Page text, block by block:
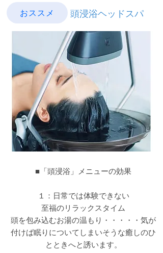
おススメ 頭浸浴​ヘッドスパ
■「頭浸浴」メニューの効果
１：日常では体験できない
至福のリラックスタイム
頭を包み込むお湯の温もり・・・・・気が
付けば眠りについてしまいそうな癒しのひ
とときへと誘います。